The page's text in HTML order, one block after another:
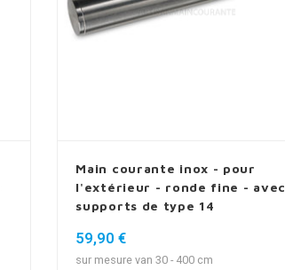
Main courante inox - pour
l'extérieur - ronde fine - avec
supports de type 14
59,90 €
sur mesure van 30 - 400 cm